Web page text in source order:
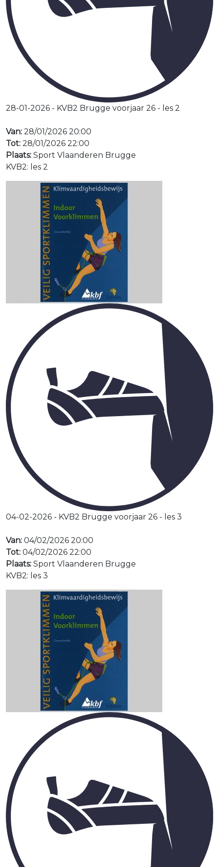
28-01-2026 - KVB2 Brugge voorjaar 26 - les 2
Van: 28/01/2026 20:00
Tot: 28/01/2026 22:00
Plaats: Sport Vlaanderen Brugge
KVB2: les 2
04-02-2026 - KVB2 Brugge voorjaar 26 - les 3
Van: 04/02/2026 20:00
Tot: 04/02/2026 22:00
Plaats: Sport Vlaanderen Brugge
KVB2: les 3